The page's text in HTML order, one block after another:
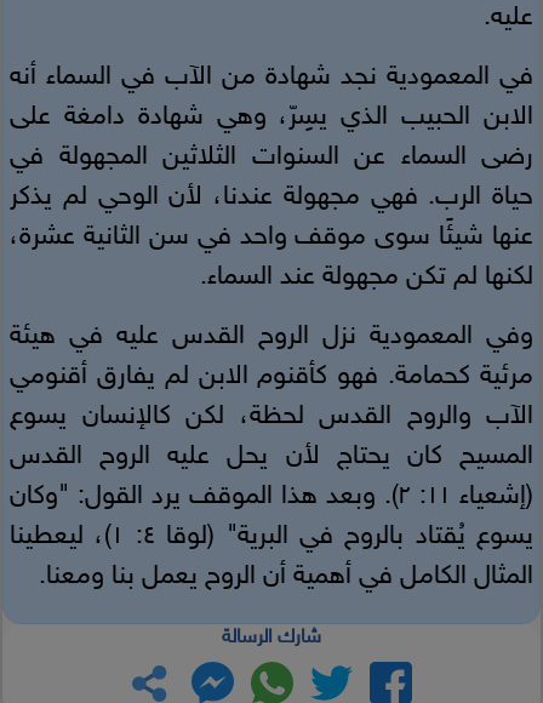
عليه.
في المعمودية نجد شهادة من الآب في السماء أنه
الابن الحبيب الذي يسٍرّ، وهي شهادة دامغة على
رضى السماء عن السنوات الثلاثين المجهولة في
حياة الرب. فهي مجهولة عندنا، لأن الوحي لم يذكر
عنها شيئًا سوى موقف واحد في سن الثانية عشرة،
لكنها لم تكن مجهولة عند السماء.
وفي المعمودية نزل الروح القدس عليه في هيئة
مرئية كحمامة. فهو كأقنوم الابن لم يفارق أقنومي
الآب والروح القدس لحظة، لكن كالإنسان يسوع
المسيح كان يحتاج لأن يحل عليه الروح القدس
(إشعياء ١١: ٢). وبعد هذا الموقف يرد القول: "وكان
يسوع يُقتاد بالروح في البرية" (لوقا ٤: ١)، ليعطينا
المثال الكامل في أهمية أن الروح يعمل بنا ومعنا.
شارك الرسالة